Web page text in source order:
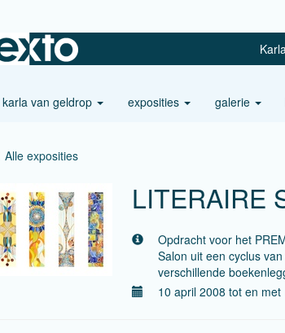
karla van geldrop exposities galerie
Alle exposities
LITERAIRE
Opdracht voor het
Salon uit een cyclus
verschillende
10 april 2008 tot en met